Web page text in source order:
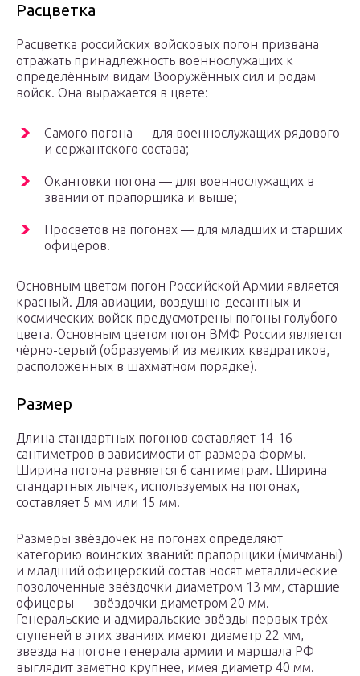
Расцветка
Расцветка российских войсковых погон призвана
отражать принадлежность военнослужащих к
определённым видам Вооружённых сил и родам
войск. Она выражается в цвете:
Самого погона — для военнослужащих рядового
и сержантского состава;
Окантовки погона — для военнослужащих в
звании от прапорщика и выше;
Просветов на погонах — для младших и старших
офицеров.
Основным цветом погон Российской Армии является
красный. Для авиации, воздушно-десантных и
космических войск предусмотрены погоны голубого
цвета. Основным цветом погон ВМФ России является
чёрно-серый (образуемый из мелких квадратиков,
расположенных в шахматном порядке).
Размер
Длина стандартных погонов составляет 14-16
сантиметров в зависимости от размера формы.
Ширина погона равняется 6 сантиметрам. Ширина
стандартных лычек, используемых на погонах,
составляет 5 мм или 15 мм.
Размеры звёздочек на погонах определяют
категорию воинских званий: прапорщики (мичманы)
и младший офицерский состав носят металлические
позолоченные звёздочки диаметром 13 мм, старшие
офицеры — звёздочки диаметром 20 мм.
Генеральские и адмиральские звёзды первых трёх
ступеней в этих званиях имеют диаметр 22 мм,
звезда на погоне генерала армии и маршала РФ
выглядит заметно крупнее, имея диаметр 40 мм.